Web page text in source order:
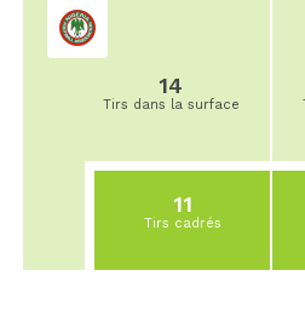
14
Tirs dans la surface
11
Tirs cadrés